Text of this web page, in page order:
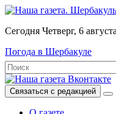
Сегодня Четверг, 6 августа
Погода в Шербакуле
Связаться с редакцией